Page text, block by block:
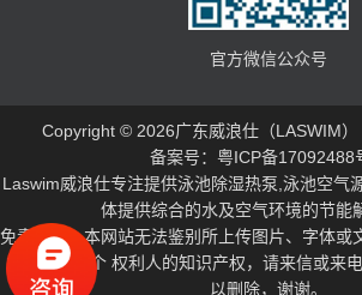
官方微信公众号
Copyright © 2026广东威浪仕（LASWIM
备案号：粤ICP备17092488
Laswim威浪仕专注提供泳池除湿热泵 泳池空气
体提供综合的水及空气环境的节能
免责声明：本网站无法鉴别所上传图片、字体或
中侵犯了哪个 权利人的知识产权，请来信或来
以删除，谢谢。